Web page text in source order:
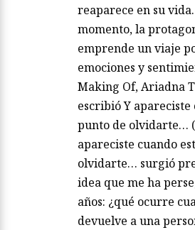
reaparece en su
momento, la
emprende un viaje
emociones y
Making Of, Ariadna
escribió Y apareciste
punto de olvidarte…
apareciste cuando
olvidarte… surgió
idea que me ha
años: ¿qué ocurre
devuelve a una